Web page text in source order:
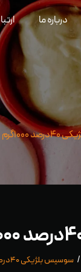
درباره ما
۱۰۰۰گرم
سوسیس بلژیکی ۴۰درصد ۱۰۰۰گرم